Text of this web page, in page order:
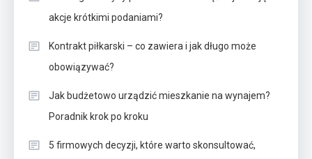
akcje krótkimi podaniami?
Kontrakt piłkarski – co zawiera i jak długo może
obowiązywać?
Jak budżetowo urządzić mieszkanie na wynajem?
Poradnik krok po kroku
5 firmowych decyzji, które warto skonsultować,